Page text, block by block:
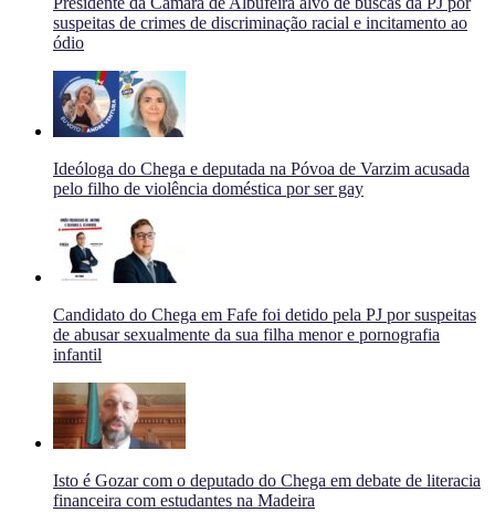
suspeitas de crimes de discriminação racial e incitamento ao
ódio
Ideóloga do Chega e deputada na Póvoa de Varzim acusada
pelo filho de violência doméstica por ser gay
Candidato do Chega em Fafe foi detido pela PJ por suspeitas
de abusar sexualmente da sua filha menor e pornografia
infantil
Isto é Gozar com o deputado do Chega em debate de literacia
financeira com estudantes na Madeira